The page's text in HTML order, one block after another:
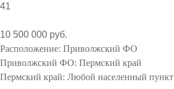
41
10 500 000 руб.
Расположение: Приволжский ФО
Приволжский ФО: Пермский край
Пермский край: Любой населенный пункт